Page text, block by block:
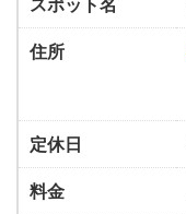
住所
定休日
料金